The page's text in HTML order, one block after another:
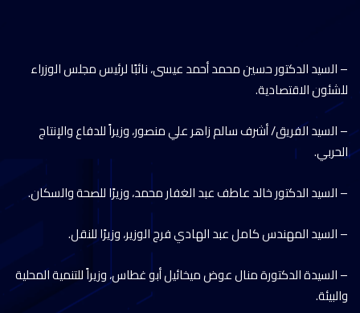
– السيد الدكتور حسين محمد أحمد عيسى، نائبًا لرئيس مجلس الوزراء
للشئون الاقتصادية.
– السيد الفريق/ أشرف سالم زاهر علي منصور، وزيراً للدفاع والإنتاج
الحربي.
– السيد الدكتور خالد عاطف عبد الغفار محمد، وزيرًا للصحة والسكان.
– السيد المهندس كامل عبد الهادي فرج الوزير، وزيرًا للنقل.
– السيدة الدكتورة منال عوض ميخائيل أبو غطاس، وزيراً للتنمية المحلية
والبيئة.